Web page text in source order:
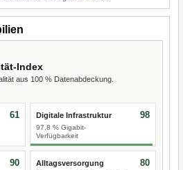
Index
aus 100 % Datenabdeckung.
61 Digitale Infrastruktur
97,8 % Gigabit-
Verfügbarkeit
98
90 Alltagsversorgung 80